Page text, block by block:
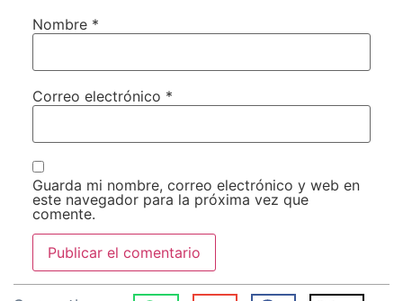
Nombre *
Correo electrónico *
Guarda mi nombre, correo electrónico y web en
este navegador para la próxima vez que
comente.